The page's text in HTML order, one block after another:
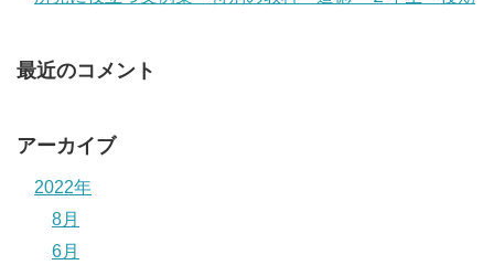
最近のコメント
アーカイブ
2022年
8月
6月